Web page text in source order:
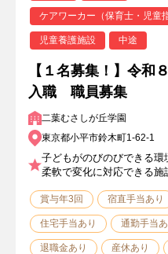
ケアワーカー（保育士・児童
児童養護施設 中途
【１名募集！】令和
入職 職員募集
二葉むさしが丘学園
東京都小平市鈴木町1-62-1
子どもがのびのびできる環
柔軟で変化に対応できる施
賞与年3回 宿直手当あり
住宅手当あり 通勤手当あ
退職金あり 産休あり